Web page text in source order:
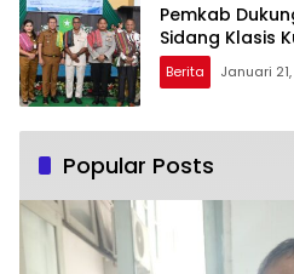
Pemkab
Sidang Klasis
Berita Januari
Popular Posts